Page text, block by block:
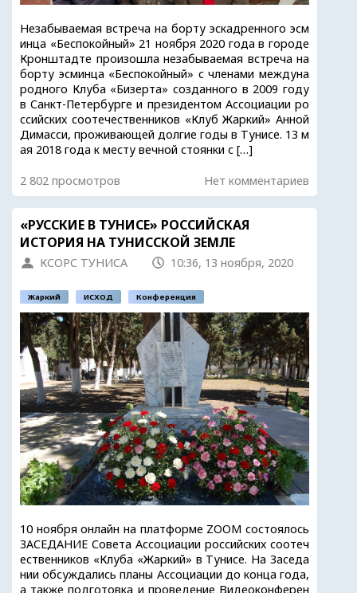
Незабываемая встреча на борту эскадренного эсм
инца «Беспокойный» 21 ноября 2020 года в городе
Кронштадте произошла незабываемая встреча на
борту эсминца «Беспокойный» с членами междуна
родного Клуба «Бизерта» созданного в 2009 году
в Санкт-Петербурге и президентом Ассоциации ро
ссийских соотечественников «Клуб Жаркий» Анной
Димасси, проживающей долгие годы в Тунисе. 13 м
ая 2018 года к месту вечной стоянки с […]
2 802 просмотров Нет комментариев
«РУССКИЕ В ТУНИСЕ» РОССИЙСКАЯ
ИСТОРИЯ НА ТУНИССКОЙ ЗЕМЛЕ
КСОРС ТУНИСА 10:36, 13 ноября, 2020
Жаркий ИСХОД Конференция
10 ноября онлайн на платформе ZOOM состоялось
ЗАСЕДАНИЕ Совета Ассоциации российских соотеч
ественников «Клуба «Жаркий» в Тунисе. На Заседа
нии обсуждались планы Ассоциации до конца года,
а также подготовка и проведение Видеоконферен